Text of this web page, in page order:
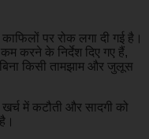
पर रोक लगा दी गई है।
करने के निर्देश दिए गए हैं,
किसी तामझाम और जुलूस
में कटौती और सादगी को